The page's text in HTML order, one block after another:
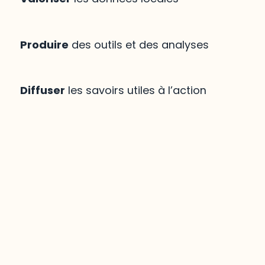
Produire des outils et des analyses
Diffuser les savoirs utiles à l’action